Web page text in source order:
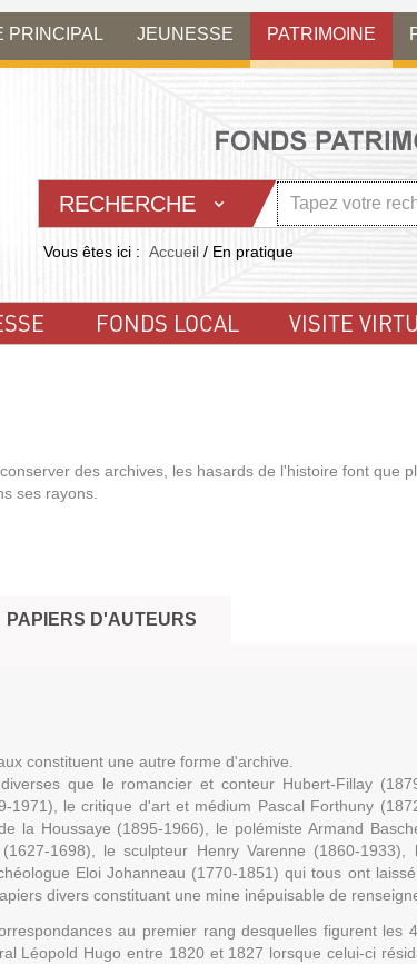
PRINCIPAL JEUNESSE PATRIMOINE
RECHERCHE
Vous êtes ici : Accueil / En pratique
FONDS LOCAL VISITE
des archives, les hasards de l'histoire font que
ses rayons.
PAPIERS D'AUTEURS
constituent une autre forme d'archive.
que le romancier et conteur Hubert-Fillay
1971), le critique d'art et médium Pascal Forthuny
la Houssaye (1895-1966), le polémiste Armand
1698), le sculpteur Henry Varenne (1860-1933),
Eloi Johanneau (1770-1851) qui tous ont
divers constituant une mine inépuisable de
au premier rang desquelles figurent les
Léopold Hugo entre 1820 et 1827 lorsque celui-ci